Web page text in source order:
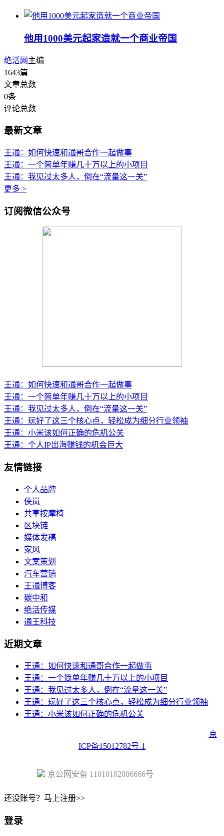
他用1000美元起家造就一个商业帝国
绝活网 主编
1643篇
文章总数
0条
评论总数
最新文章
王通：如何快速和通哥合作一起做事
王通：一个简单年赚几十万以上的小项目
王通：我见过太多人，倒在“流量这一关”
更多 >
订阅微信公众号
王通：如何快速和通哥合作一起做事
王通：一个简单年赚几十万以上的小项目
王通：我见过太多人，倒在“流量这一关”
王通：玩好了这三个核心点，轻松成为细分行业领袖
王通：小米该如何正确的危机公关
王通：个人IP出海赚钱的机会巨大
友情链接
个人品牌
侠岚
共享按摩椅
区块链
媒体发稿
家风
文案策划
汽车营销
王通博客
碳中和
绝活传媒
通王科技
近期文章
王通：如何快速和通哥合作一起做事
王通：一个简单年赚几十万以上的小项目
王通：我见过太多人，倒在“流量这一关”
王通：玩好了这三个核心点，轻松成为细分行业领袖
王通：小米该如何正确的危机公关
京
ICP备15012782号-1
京公网安备 11010102006666号
还没账号？马上注册>>
登录